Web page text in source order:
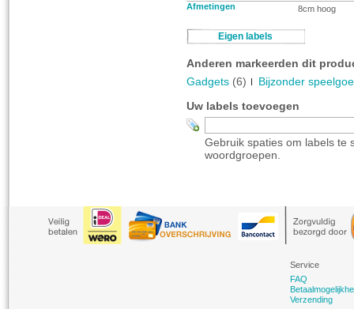
Afmetingen
8cm hoog
Eigen labels
Anderen markeerden dit
Gadgets (6)
Bijzonder
Uw labels toevoegen
Gebruik spaties om labels te
woordgroepen.
Service
FAQ
Verzending